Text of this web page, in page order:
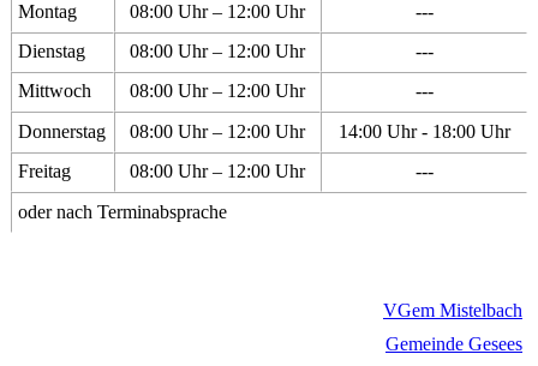
Montag 08:00 Uhr – 12:00 Uhr
---
Dienstag
08:00 Uhr – 12:00 Uhr
---
Mittwoch
08:00 Uhr – 12:00 Uhr
---
Donnerstag
08:00 Uhr – 12:00 Uhr
14:00 Uhr - 18:00 Uhr
Freitag
08:00 Uhr – 12:00 Uhr
---
oder nach Terminabsprache
VGem Mistelbach
Gemeinde Gesees